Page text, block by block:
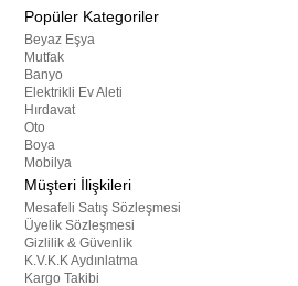
Popüler Kategoriler
Beyaz Eşya
Mutfak
Banyo
Elektrikli Ev Aleti
Hırdavat
Oto
Boya
Mobilya
Müşteri İlişkileri
Mesafeli Satış Sözleşmesi
Üyelik Sözleşmesi
Gizlilik & Güvenlik
K.V.K.K Aydınlatma
Kargo Takibi